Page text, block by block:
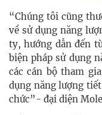
“Chúng tôi cũng
về sử dụng năng
ty, hướng dẫn đến
biện pháp sử dụng
các cán bộ tham
dụng năng lượng
chức”- đại diện